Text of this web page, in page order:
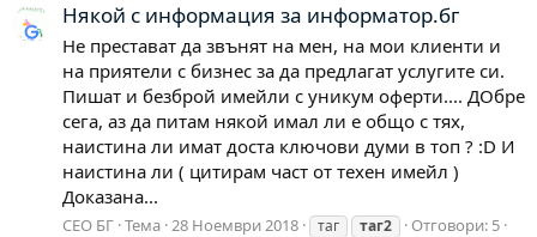
Някой с информация за информатор.бг
Не престават да звънят на мен, на мои клиенти и
на приятели с бизнес за да предлагат услугите си.
Пишат и безброй имейли с уникум оферти.... ДОбре
сега, аз да питам някой имал ли е общо с тях,
наистина ли имат доста ключови думи в топ ? :D И
наистина ли ( цитирам част от техен имейл )
Доказана...
СЕО БГ Тема 28 Ноември 2018 таг таг2
Отговори: 5